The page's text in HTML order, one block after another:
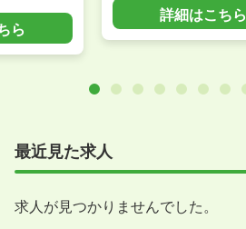
ら
詳細はこちら
最近見た求人
求人が見つかりませんでした。